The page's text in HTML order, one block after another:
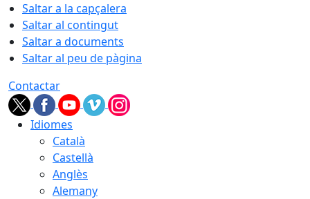
Saltar a la capçalera
Saltar al contingut
Saltar a documents
Saltar al peu de pàgina
Contactar
Idiomes
Català
Castellà
Anglès
Alemany